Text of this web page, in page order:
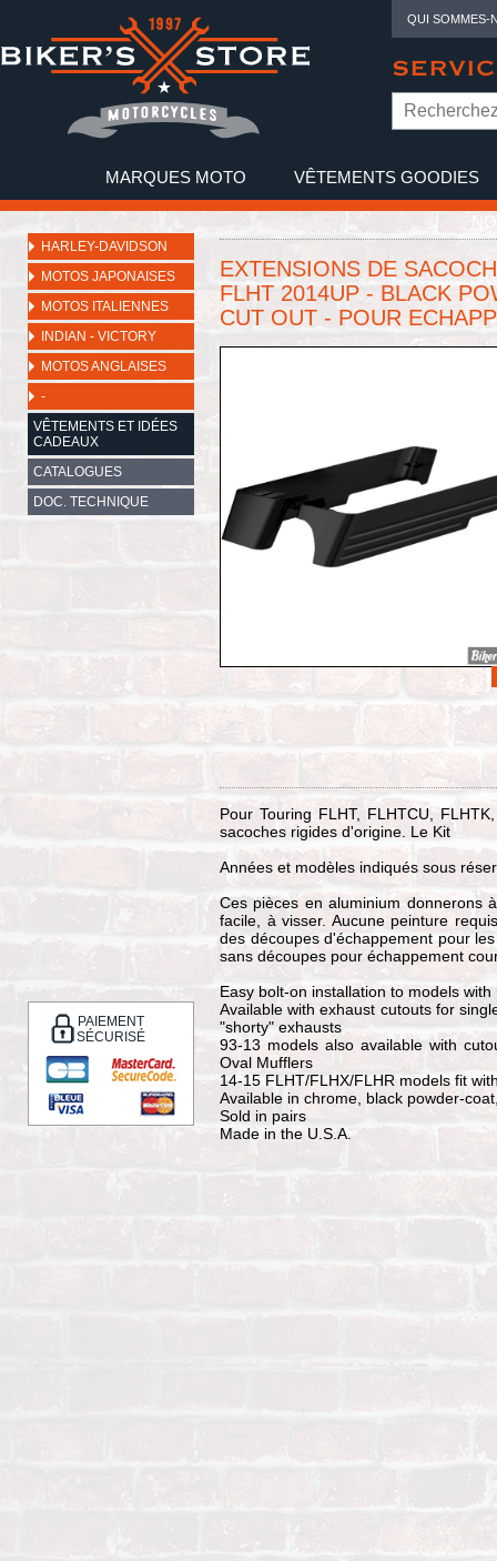
QUI SOMMES-
MARQUES MOTO VÊTEMENTS GOODIES
HARLEY-DAVIDSON
MOTOS JAPONAISES
MOTOS ITALIENNES
INDIAN - VICTORY
MOTOS ANGLAISES
-
VÊTEMENTS ET IDÉES
CADEAUX
CATALOGUES
DOC. TECHNIQUE
PAIEMENT
SÉCURISÉ
EXTENSIONS DE
FLHT 2014UP - BLACK
CUT OUT - POUR
Pour Touring FLHT, FLHTCU,
sacoches rigides d'origine. Le Kit
Années et modèles indiqués sous
Ces pièces en aluminium donnerons
facile, à visser. Aucune peinture
des découpes d'échappement pour
sans découpes pour échappement
Easy bolt-on installation to models
Available with exhaust cutouts for
"shorty" exhausts
93-13 models also available with
Oval Mufflers
14-15 FLHT/FLHX/FLHR models fit
Available in chrome, black powder-
Sold in pairs
Made in the U.S.A.